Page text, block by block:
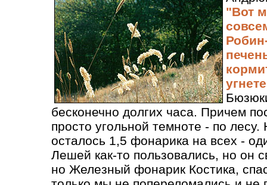
"Вот
бесконечно долгих часа. Причем
просто угольной темноте - по
осталось 1,5 фонарика на всех -
Лешей как-то пользовались, но он
но Железный фонарик Костика,